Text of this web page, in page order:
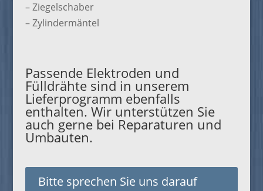
– Ziegelschaber
– Zylindermäntel
Passende Elektroden und
Fülldrähte sind in unserem
Lieferprogramm ebenfalls
enthalten. Wir unterstützen Sie
auch gerne bei Reparaturen und
Umbauten.
Bitte sprechen Sie uns darauf